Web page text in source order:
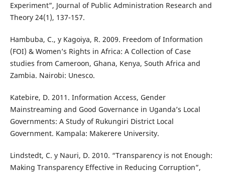
Experiment”, Journal of Public Administration Research and
Theory 24(1), 137-157.
Hambuba, C., y Kagoiya, R. 2009. Freedom of Information
(FOI) & Women’s Rights in Africa: A Collection of Case
studies from Cameroon, Ghana, Kenya, South Africa and
Zambia. Nairobi: Unesco.
Katebire, D. 2011. Information Access, Gender
Mainstreaming and Good Governance in Uganda’s Local
Governments: A Study of Rukungiri District Local
Government. Kampala: Makerere University.
Lindstedt, C. y Nauri, D. 2010. “Transparency is not Enough:
Making Transparency Effective in Reducing Corruption”,